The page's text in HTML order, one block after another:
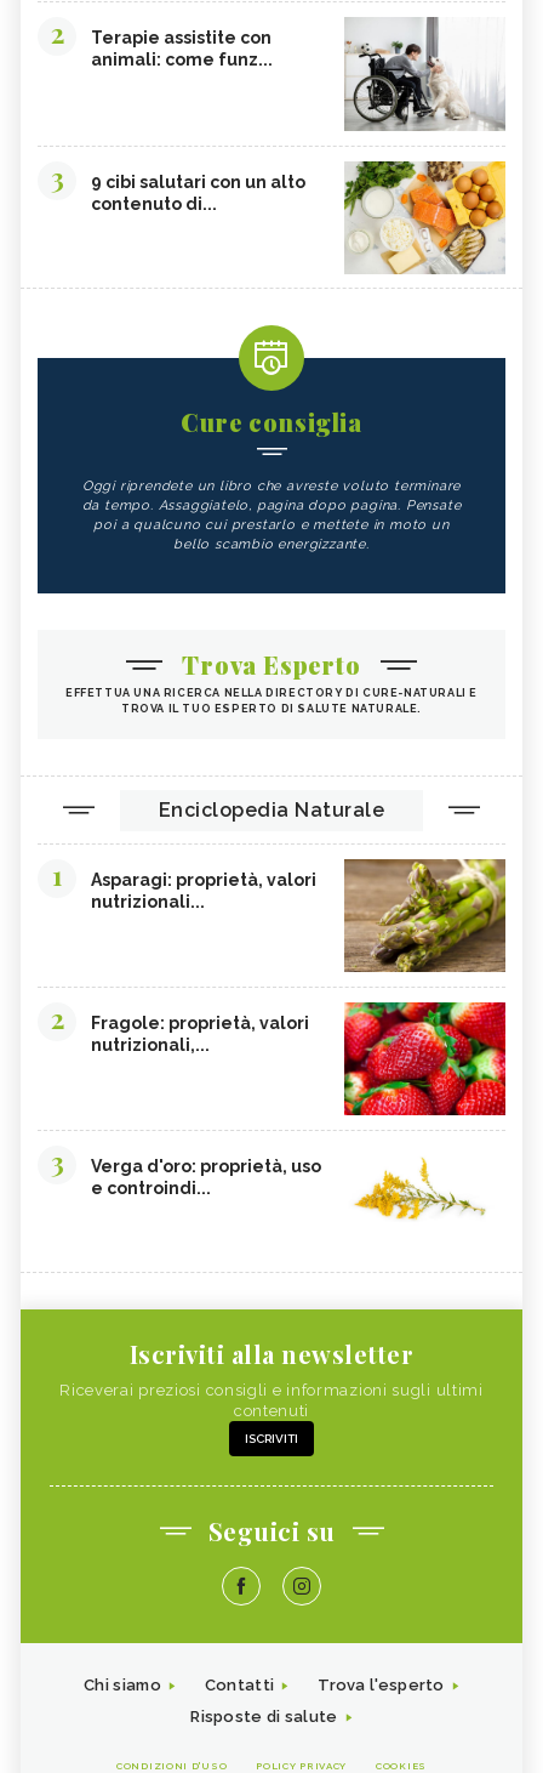
2
Terapie assistite con
animali: come funz...
3
9 cibi salutari con un alto
contenuto di...
Cure consiglia
Oggi riprendete un libro che avreste voluto terminare
da tempo. Assaggiatelo, pagina dopo pagina. Pensate
poi a qualcuno cui prestarlo e mettete in moto un
bello scambio energizzante.
Trova Esperto
EFFETTUA UNA RICERCA NELLA DIRECTORY DI CURE-NATURALI E
TROVA IL TUO ESPERTO DI SALUTE NATURALE.
Enciclopedia Naturale
1
Asparagi: proprietà, valori
nutrizionali...
2
Fragole: proprietà, valori
nutrizionali,...
3
Verga d'oro: proprietà, uso
e controindi...
Iscriviti alla newsletter
Riceverai preziosi consigli e informazioni sugli ultimi
contenuti
ISCRIVITI
Seguici su
Chi siamo Contatti
Trova l'esperto
Risposte di salute
CONDIZIONI D'USO POLICY PRIVACY COOKIES